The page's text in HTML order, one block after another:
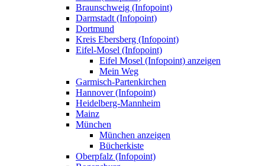
Braunschweig (Infopoint)
Darmstadt (Infopoint)
Dortmund
Kreis Ebersberg (Infopoint)
Eifel-Mosel (Infopoint)
Eifel Mosel (Infopoint) anzeigen
Mein Weg
Garmisch-Partenkirchen
Hannover (Infopoint)
Heidelberg-Mannheim
Mainz
München
München anzeigen
Bücherkiste
Oberpfalz (Infopoint)